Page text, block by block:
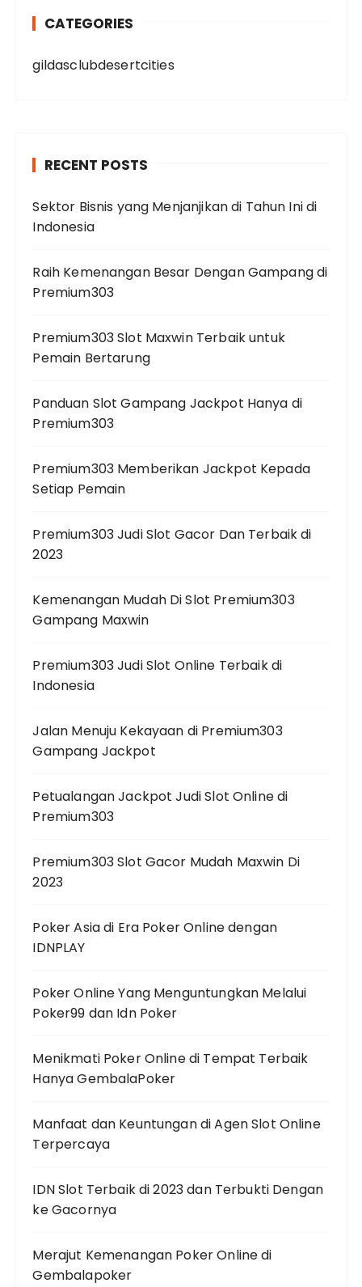
CATEGORIES
gildasclubdesertcities
RECENT POSTS
Sektor Bisnis yang Menjanjikan di Tahun Ini di
Indonesia
Raih Kemenangan Besar Dengan Gampang di
Premium303
Premium303 Slot Maxwin Terbaik untuk
Pemain Bertarung
Panduan Slot Gampang Jackpot Hanya di
Premium303
Premium303 Memberikan Jackpot Kepada
Setiap Pemain
Premium303 Judi Slot Gacor Dan Terbaik di
2023
Kemenangan Mudah Di Slot Premium303
Gampang Maxwin
Premium303 Judi Slot Online Terbaik di
Indonesia
Jalan Menuju Kekayaan di Premium303
Gampang Jackpot
Petualangan Jackpot Judi Slot Online di
Premium303
Premium303 Slot Gacor Mudah Maxwin Di
2023
Poker Asia di Era Poker Online dengan
IDNPLAY
Poker Online Yang Menguntungkan Melalui
Poker99 dan Idn Poker
Menikmati Poker Online di Tempat Terbaik
Hanya GembalaPoker
Manfaat dan Keuntungan di Agen Slot Online
Terpercaya
IDN Slot Terbaik di 2023 dan Terbukti Dengan
ke Gacornya
Merajut Kemenangan Poker Online di
Gembalapoker